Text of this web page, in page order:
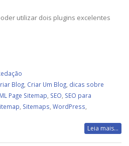
utilizar dois plugins excelentes
Blog, Criar Um Blog, dicas sobre
Page Sitemap, SEO, SEO para
, Sitemaps, WordPress,
Leia mais...